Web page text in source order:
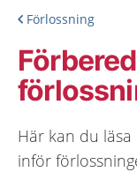
Förlossning
Här kan du
inför